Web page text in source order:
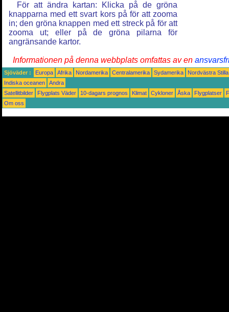
För att ändra kartan: Klicka på de gröna
knapparna med ett svart kors på för att zooma
in; den gröna knappen med ett streck på för att
zooma ut; eller på de gröna pilarna för
angränsande kartor.
Informationen på denna webbplats omfattas av en
Sjöväder : Europa Afrika Nordamerika Centralamerika Sydamerika
Nordvästra
Indiska oceanen
Andra
Satellitbilder
Flygplats Väder 10-dagars prognos Klimat Cykloner Åska Flygplatser
Om oss